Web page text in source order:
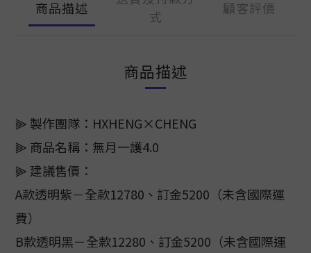
商品描述
式
顧客評價
商品描述
⫸ 製作團隊：HXHENG×CHENG
⫸ 商品名稱：無月一護4.0
⫸ 建議售價：
A款透明紫－全款12780、訂金5200（未含國際運
費）
B款透明黑－全款12280、訂金5200（未含國際運